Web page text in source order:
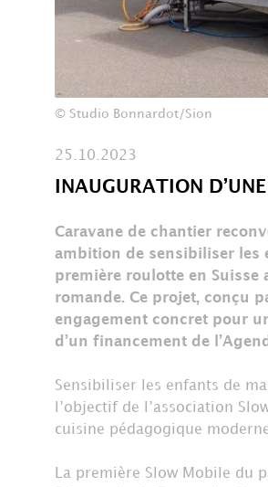
© Studio Bonnardot/Sion
25.10.2023
INAUGURATION
Caravane de chantier
ambition de sensibiliser les
première roulotte en Suisse
romande. Ce projet, conçu
engagement concret pour
d’un financement de
Sensibiliser les enfants de
l’objectif de l’association
cuisine pédagogique
La première Slow Mobile du